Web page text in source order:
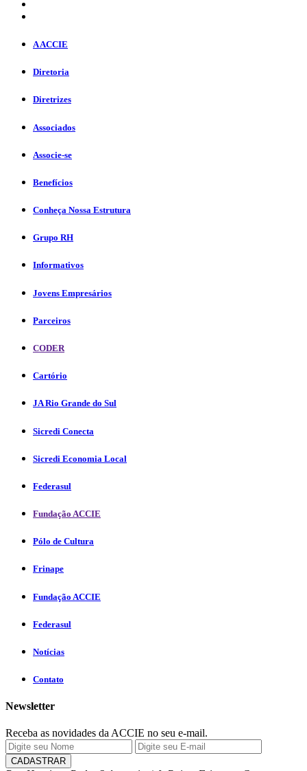
A ACCIE
Diretoria
Diretrizes
Associados
Associe-se
Benefícios
Conheça Nossa Estrutura
Grupo RH
Informativos
Jovens Empresários
Parceiros
CODER
Cartório
JA Rio Grande do Sul
Sicredi Conecta
Sicredi Economia Local
Federasul
Fundação ACCIE
Pólo de Cultura
Frinape
Fundação ACCIE
Federasul
Notícias
Contato
Newsletter
Receba as novidades da ACCIE no seu e-mail.